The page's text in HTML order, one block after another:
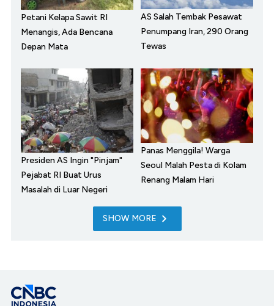
Petani Kelapa Sawit RI
Menangis, Ada Bencana
Depan Mata
AS Salah Tembak Pesawat
Penumpang Iran, 290 Orang
Tewas
Presiden AS Ingin "Pinjam"
Pejabat RI Buat Urus
Masalah di Luar Negeri
Panas Menggila! Warga
Seoul Malah Pesta di Kolam
Renang Malam Hari
SHOW MORE